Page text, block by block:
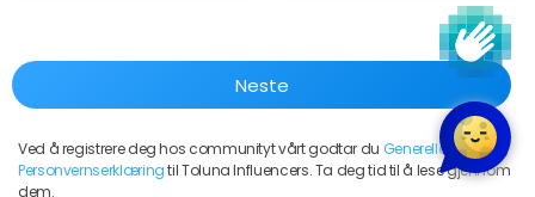
Ved å registrere deg hos communityt vårt godtar du Generelle Vilkår og
Personvernserklæringtil Toluna Influencers. Ta deg tid til å lese gjennom
dem.